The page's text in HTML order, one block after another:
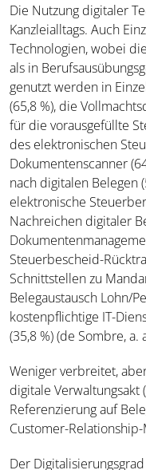
Die Nutzung digitaler
Kanzleialltags. Auch
Technologien, wobei
als in
genutzt werden in
(65,8 %), die
für die vorausgefüllte
des elektronischen
Dokumentenscanner
nach digitalen Belegen
elektronische
Nachreichen digitaler
Steuerbescheid-
Schnittstellen zu
Belegaustausch Lohn/
kostenpflichtige IT-
(35,8 %) (de Sombre, a.
Weniger verbreitet,
digitale Verwaltungsakt
Referenzierung auf
Customer-
Der